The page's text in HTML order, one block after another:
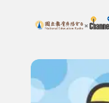
上方功能區塊
搜尋關鍵字：可